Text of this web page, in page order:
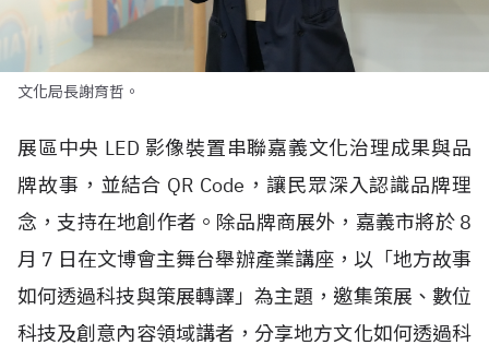
文化局長謝育哲。
展區中央 LED 影像裝置串聯嘉義文化治理成果與品
牌故事，並結合 QR Code ，讓民眾深入認識品牌理
念，支持在地創作者。除品牌商展外，嘉義市將於 8
月 7 日在文博會主舞台舉辦產業講座，以「地方故事
如何透過科技與策展轉譯」為主題，邀集策展、數位
科技及創意內容領域講者，分享地方文化如何透過科